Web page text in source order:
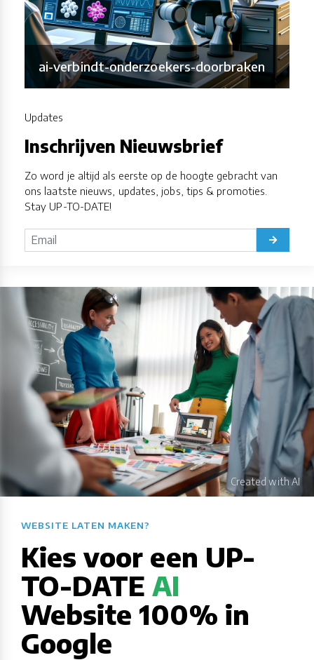
ai-verbindt-onderzoekers-doorbraken
Updates
Inschrijven Nieuwsbrief
Zo word je altijd als eerste op de hoogte gebracht van
ons laatste nieuws, updates, jobs, tips & promoties.
Stay UP-TO-DATE!
WEBSITE LATEN MAKEN?​​​​​​​​​​​​​​
Kies voor een UP-
TO-DATE AI
Website 100% in
Google